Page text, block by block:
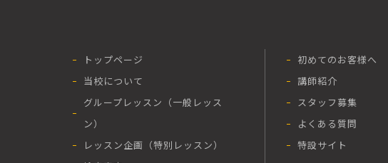
トップページ
当校について
グループレッスン（一般レッス
ン）
レッスン企画（特別レッスン）
初めてのお客様へ
講師紹介
スタッフ募集
よくある質問
特設サイト